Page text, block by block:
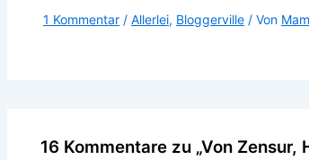
1 Kommentar / Allerlei, Bloggerville / Von
16 Kommentare zu „Von Zensur,